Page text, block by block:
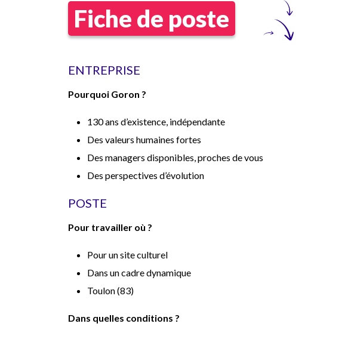
Fiche de poste
ENTREPRISE
Pourquoi Goron ?
130 ans d’existence, indépendante
Des valeurs humaines fortes
Des managers disponibles, proches de vous
Des perspectives d’évolution
POSTE
Pour travailler où ?
Pour un site culturel
Dans un cadre dynamique
Toulon (83)
Dans quelles conditions ?